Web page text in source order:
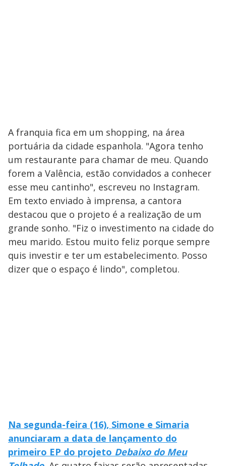
A franquia fica em um shopping, na área
portuária da cidade espanhola. "Agora tenho
um restaurante para chamar de meu. Quando
forem a Valência, estão convidados a conhecer
esse meu cantinho", escreveu no Instagram.
Em texto enviado à imprensa, a cantora
destacou que o projeto é a realização de um
grande sonho. "Fiz o investimento na cidade do
meu marido. Estou muito feliz porque sempre
quis investir e ter um estabelecimento. Posso
dizer que o espaço é lindo", completou.
Na segunda-feira (16), Simone e Simaria
anunciaram a data de lançamento do
primeiro EP do projeto Debaixo do Meu